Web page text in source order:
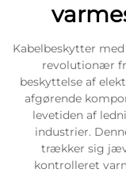
Kabelbeskytter
revolutionær
beskyttelse af
afgørende
levetiden af
industrier.
trækker sig
kontrolleret